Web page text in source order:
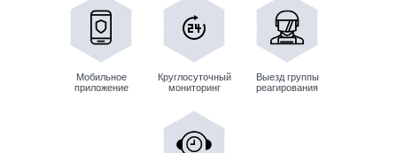
Мобильное
приложение
Круглосуточный
мониторинг
Выезд группы
реагирования